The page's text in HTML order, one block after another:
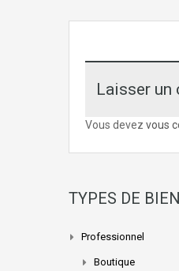
Laisser un
Vous devez vous
TYPES DE
Professionnel
Boutique